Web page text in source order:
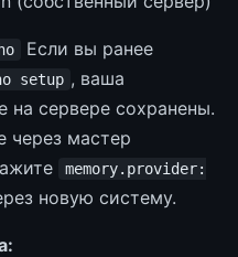
Если вы ранее
setup , ваша
на сервере сохранены.
через мастер
memory.provider:
новую систему.